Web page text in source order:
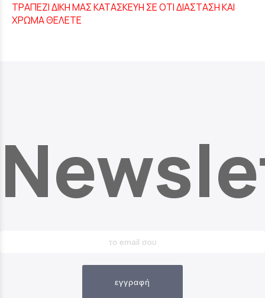
ΤΡΑΠΕΖΙ ΔΙΚΗ ΜΑΣ ΚΑΤΑΣΚΕΥΗ ΣΕ ΟΤΙ ΔΙΑΣΤΑΣΗ ΚΑΙ
ΧΡΩΜΑ ΘΕΛΕΤΕ
εγγραφή